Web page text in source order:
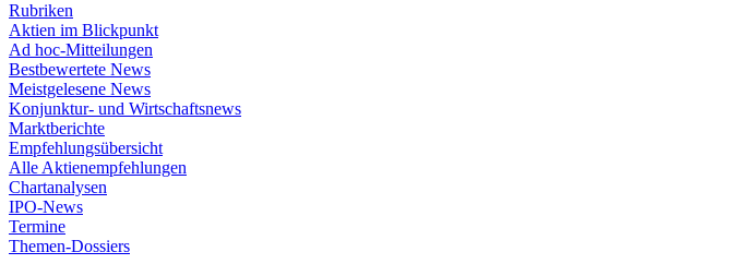
Rubriken
Aktien im Blickpunkt
Ad hoc-Mitteilungen
Bestbewertete News
Meistgelesene News
Konjunktur- und Wirtschaftsnews
Marktberichte
Empfehlungsübersicht
Alle Aktienempfehlungen
Chartanalysen
IPO-News
Termine
Themen-Dossiers